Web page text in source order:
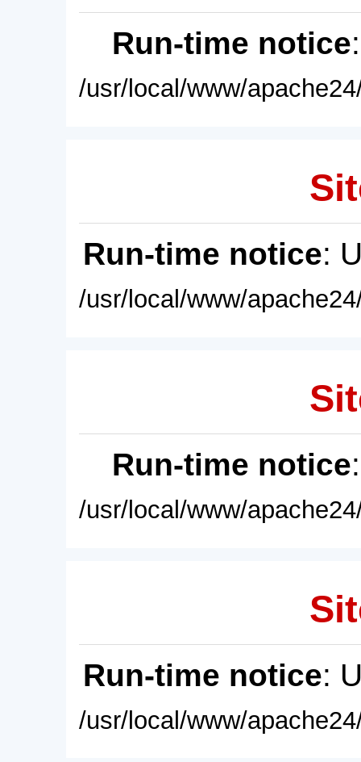
Run-time notice
/usr/local/www/
Run-time notice:
/usr/local/www/
Run-time notice
/usr/local/www/
Run-time notice:
/usr/local/www/